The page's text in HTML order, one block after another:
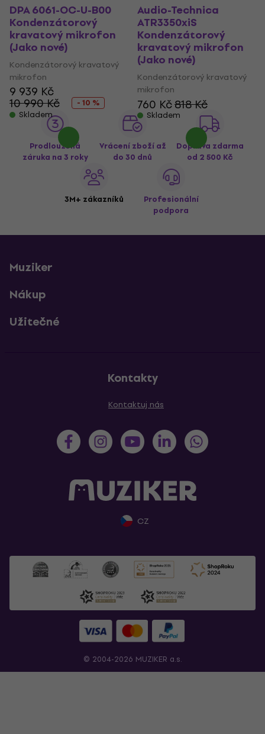
DPA 6061-OC-U-B00
Kondenzátorový
kravatový mikrofon
(Jako nové)
Kondenzátorový kravatový
mikrofon
9 939 Kč
10 990 Kč
- 10 %
Skladem
Audio-Technica
ATR3350xiS
Kondenzátorový
kravatový mikrofon
(Jako nové)
Kondenzátorový kravatový
mikrofon
760 Kč818 Kč
Skladem
Prodloužená
záruka na 3 roky
Vrácení zboží až
do 30 dnů
Doprava zdarma
od 2 500 Kč
3M+ zákazníků
Profesionální
podpora
Muziker
Nákup
Užitečné
Kontakty
Kontaktuj nás
CZ
© 2004-2026 MUZIKER a.s.